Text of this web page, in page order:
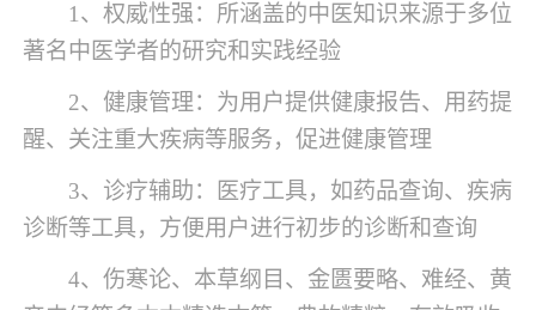
1、权威性强：所涵盖的中医知识来源于多位
著名中医学者的研究和实践经验
2、健康管理：为用户提供健康报告、用药提
醒、关注重大疾病等服务，促进健康管理
3、诊疗辅助：医疗工具，如药品查询、疾病
诊断等工具，方便用户进行初步的诊断和查询
4、伤寒论、本草纲目、金匮要略、难经、黄